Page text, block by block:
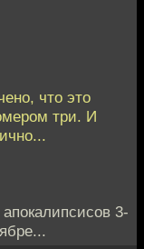
что это
три. И
3-